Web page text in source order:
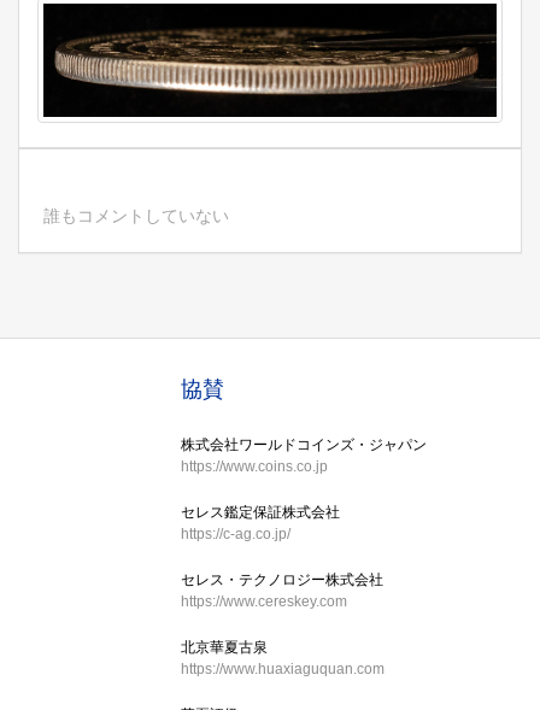
誰もコメントしていない
協賛
株式会社ワールドコインズ・ジャパン
https://www.coins.co.jp
セレス鑑定保証株式会社
https://c-ag.co.jp/
セレス・テクノロジー株式会社
https://www.cereskey.com
北京華夏古泉
https://www.huaxiaguquan.com